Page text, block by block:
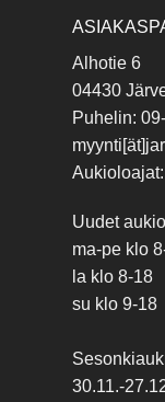
Alhotie 6
04430
Puhelin:
Uudet
ma-pe klo
la klo 8-18
su klo 9-18
30.11.-